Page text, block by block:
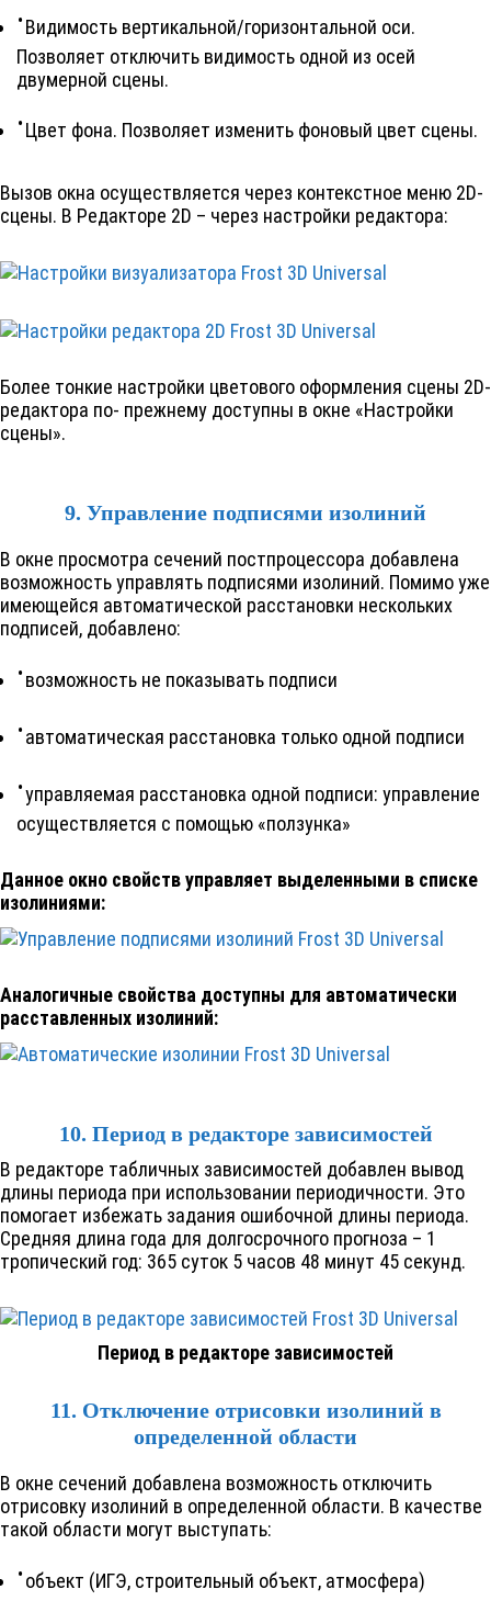
Видимость вертикальной/горизонтальной оси.
Позволяет отключить видимость одной из осей
двумерной сцены.
Цвет фона. Позволяет изменить фоновый цвет сцены.
Вызов окна осуществляется через контекстное меню 2D-
сцены. В Редакторе 2D – через настройки редактора:
Более тонкие настройки цветового оформления сцены 2D-
редактора по- прежнему доступны в окне «Настройки
сцены».
9. Управление подписями изолиний
В окне просмотра сечений постпроцессора добавлена
возможность управлять подписями изолиний. Помимо уже
имеющейся автоматической расстановки нескольких
подписей, добавлено:
возможность не показывать подписи
автоматическая расстановка только одной подписи
управляемая расстановка одной подписи: управление
осуществляется с помощью «ползунка»
Данное окно свойств управляет выделенными в списке
изолиниями:
Аналогичные свойства доступны для автоматически
расставленных изолиний:
10. Период в редакторе зависимостей
В редакторе табличных зависимостей добавлен вывод
длины периода при использовании периодичности. Это
помогает избежать задания ошибочной длины периода.
Средняя длина года для долгосрочного прогноза – 1
тропический год: 365 суток 5 часов 48 минут 45 секунд.
Период в редакторе зависимостей
11. Отключение отрисовки изолиний в
определенной области
В окне сечений добавлена возможность отключить
отрисовку изолиний в определенной области. В качестве
такой области могут выступать:
объект (ИГЭ, строительный объект, атмосфера)